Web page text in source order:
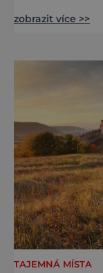
středověku.
poměrně
zobrazit více >>
TAJEMNÁ MÍSTA